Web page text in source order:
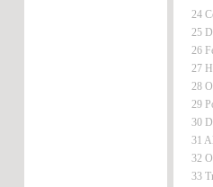
24
25
26
27
28
29
30
31
32
33